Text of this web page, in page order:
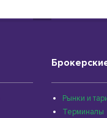
Рынки и
Терминалы